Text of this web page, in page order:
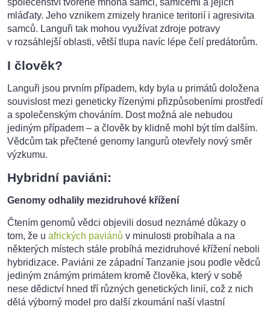
společenství tvořené mnoha samci, samicemi a jejich
mláďaty. Jeho vznikem zmizely hranice teritorií i agresivita
samců. Languři tak mohou využívat zdroje potravy
v rozsáhlejší oblasti, větší tlupa navíc lépe čelí predátorům.
I člověk?
Languři jsou prvním případem, kdy byla u primátů doložena
souvislost mezi geneticky řízenými přizpůsobeními prostředí
a společenským chováním. Dost možná ale nebudou
jediným případem – a člověk by klidně mohl být tím dalším.
Vědcům tak přečtené genomy langurů otevřely nový směr
výzkumu.
Hybridní paviáni:
Genomy odhalily mezidruhové křížení
Čtením genomů vědci objevili dosud neznámé důkazy o
tom, že u afrických paviánů v minulosti probíhala a na
některých místech stále probíhá mezidruhové křížení neboli
hybridizace. Paviáni ze západní Tanzanie jsou podle vědců
jediným známým primátem kromě člověka, který v sobě
nese dědictví hned tří různých genetických linií, což z nich
dělá výborný model pro další zkoumání naší vlastní